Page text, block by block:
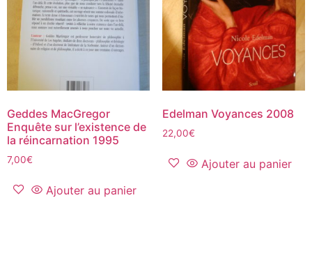
Geddes MacGregor
Enquête sur l’existence de
la réincarnation 1995
7,00€
Ajouter au panier
Edelman Voyances 2008
22,00€
Ajouter au panier